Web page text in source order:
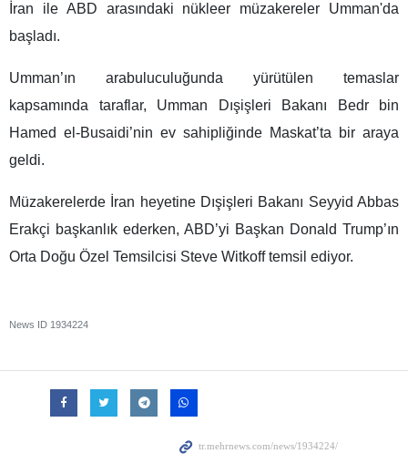
İran ile ABD arasındaki nükleer müzakereler Umman'da
başladı.
Umman’ın arabuluculuğunda yürütülen temaslar
kapsamında taraflar, Umman Dışişleri Bakanı Bedr bin
Hamed el-Busaidi’nin ev sahipliğinde Maskat’ta bir araya
geldi.
Müzakerelerde İran heyetine Dışişleri Bakanı Seyyid Abbas
Erakçi başkanlık ederken, ABD’yi Başkan Donald Trump’ın
Orta Doğu Özel Temsilcisi Steve Witkoff temsil ediyor.
News ID 1934224